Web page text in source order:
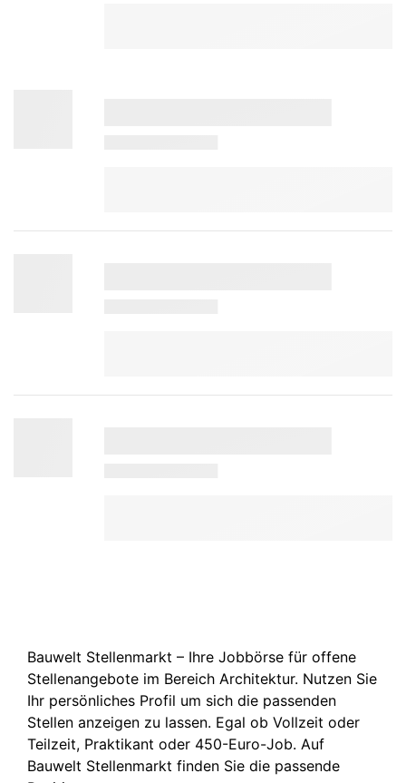
Bauwelt Stellenmarkt – Ihre Jobbörse für offene
Stellenangebote im Bereich Architektur. Nutzen Sie
Ihr persönliches Profil um sich die passenden
Stellen anzeigen zu lassen. Egal ob Vollzeit oder
Teilzeit, Praktikant oder 450-Euro-Job. Auf
Bauwelt Stellenmarkt finden Sie die passende